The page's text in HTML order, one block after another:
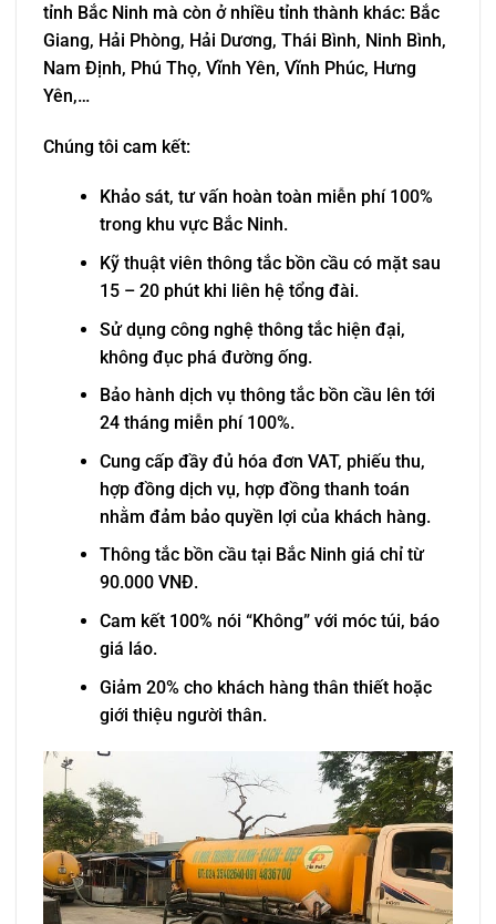
tỉnh Bắc Ninh mà còn ở nhiều tỉnh thành khác: Bắc
Giang, Hải Phòng, Hải Dương, Thái Bình, Ninh Bình,
Nam Định, Phú Thọ, Vĩnh Yên, Vĩnh Phúc, Hưng
Yên,…
Chúng tôi cam kết:
Khảo sát, tư vấn hoàn toàn miễn phí 100%
trong khu vực Bắc Ninh.
Kỹ thuật viên thông tắc bồn cầu có mặt sau
15 – 20 phút khi liên hệ tổng đài.
Sử dụng công nghệ thông tắc hiện đại,
không đục phá đường ống.
Bảo hành dịch vụ thông tắc bồn cầu lên tới
24 tháng miễn phí 100%.
Cung cấp đầy đủ hóa đơn VAT, phiếu thu,
hợp đồng dịch vụ, hợp đồng thanh toán
nhằm đảm bảo quyền lợi của khách hàng.
Thông tắc bồn cầu tại Bắc Ninh giá chỉ từ
90.000 VNĐ.
Cam kết 100% nói “Không” với móc túi, báo
giá láo.
Giảm 20% cho khách hàng thân thiết hoặc
giới thiệu người thân.